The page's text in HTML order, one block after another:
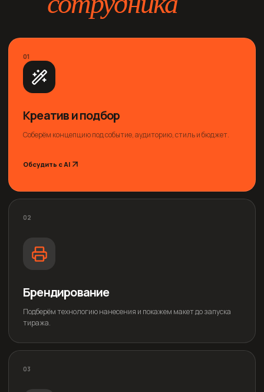
01
Креатив и подбор
Соберём концепцию под событие, аудиторию, стиль и бюджет.
Обсудить с AI
02
Брендирование
Подберём технологию нанесения и покажем макет до запуска
тиража.
03